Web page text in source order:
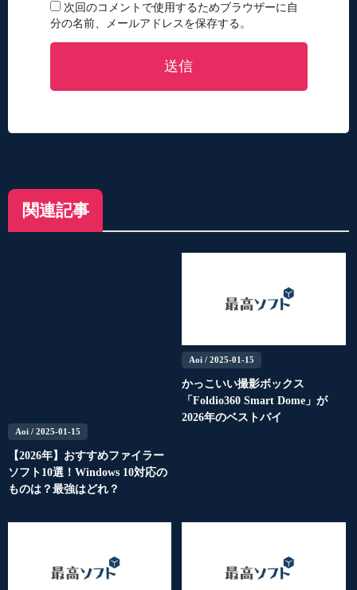
次回のコメントで使用するためブラウザーに自
分の名前、メールアドレスを保存する。
送信
関連記事
Aoi / 2025-01-15
【2026年】おすすめファイラー
ソフト10選！Windows 10対応の
ものは？最強はどれ？
Aoi/ 2025-01-15
かっこいい撮影ボックス
「Foldio360 Smart Dome」が
2026年のベストバイ